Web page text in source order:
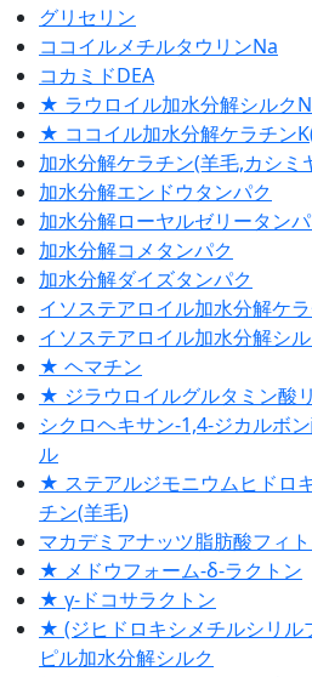
グリセリン
ココイルメチルタウリンNa
コカミドDEA
★ ラウロイル加水分解シルク
★ ココイル加水分解ケラチン
加水分解ケラチン(羊毛,カシミ
加水分解エンドウタンパク
加水分解ローヤルゼリータン
加水分解コメタンパク
加水分解ダイズタンパク
イソステアロイル加水分解ケ
イソステアロイル加水分解シ
★ ヘマチン
★ ジラウロイルグルタミン酸
シクロヘキサン-1,4-ジカルボ
ル
★ ステアルジモニウムヒドロ
チン(羊毛)
マカデミアナッツ脂肪酸フィ
★ メドウフォーム-δ-ラクトン
★ γ-ドコサラクトン
★ (ジヒドロキシメチルシリル
ピル加水分解シルク